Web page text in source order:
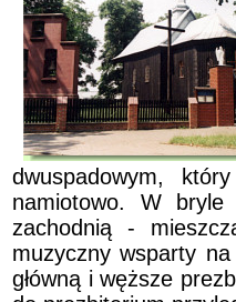
dwuspadowym,
namiotowo. W bryle
zachodnią -
muzyczny wsparty
główną i węższe